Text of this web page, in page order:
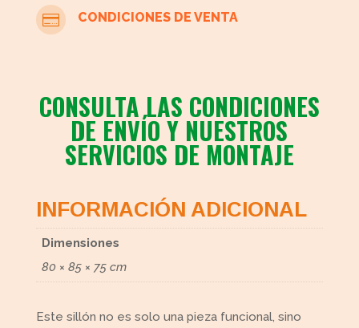
 CONDICIONES DE VENTA
CONSULTA LAS CONDICIONES
DE ENVÍO Y NUESTROS
SERVICIOS DE MONTAJE
INFORMACIÓN ADICIONAL
Dimensiones
80 × 85 × 75 cm
Este sillón no es solo una pieza funcional, sino